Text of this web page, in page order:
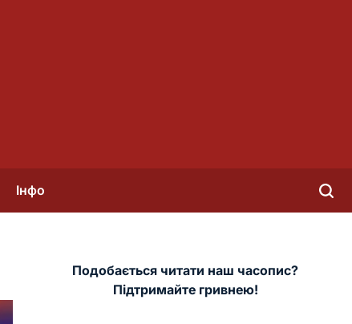
Інфо
Подобається читати наш часопис?
Підтримайте гривнею!